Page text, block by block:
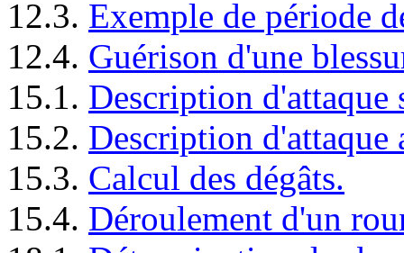
12.3. Exemple de période
12.4. Guérison d'une
15.1. Description d'attaque
15.2. Description d'attaque
15.3. Calcul des dégâts.
15.4. Déroulement d'un